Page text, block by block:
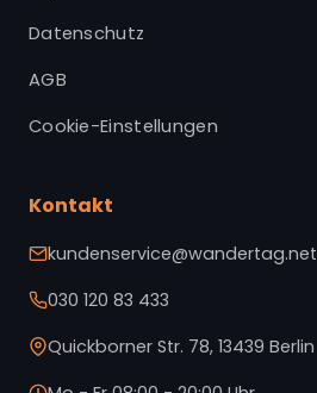
Datenschutz
AGB
Cookie-Einstellungen
Kontakt
kundenservice@wandertag.net
030 120 83 433
Quickborner Str. 78, 13439 Berlin